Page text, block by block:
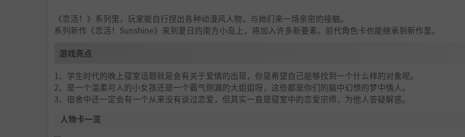
《恋活！》系列里，玩家能自行捏出各种动漫风人物，与她们来一场亲密的接触。
系列新作《恋活！Sunshine》来到夏日的南方小岛上，将加入许多新要素。前代角色卡也能继承到新作里。
游戏亮点
1、学生时代的晚上寝室话题就是会有关于爱情的出现，你是希望自己能够找到一个什么样的对象呢。
2、是一个温柔可人的小女孩还是一个霸气侧漏的大姐姐呀，这些都是你们的脑中幻想的梦中情人。
3、宿舍中还一定会有一个从来没有谈过恋爱，但其实一直是寝室中的恋爱宗师，为他人答疑解惑。
人物卡一览